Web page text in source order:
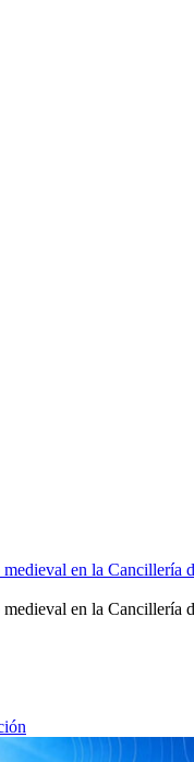
en la Cancillería
en la Cancillería